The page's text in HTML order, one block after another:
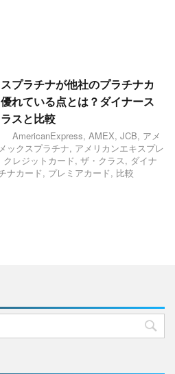
プラチナが他社のプラチナカ
れている点とは？ダイナース
スと比較
AmericanExpress, AMEX, JCB, アメ
ックスプラチナ, アメリカンエキスプレ
クレジットカード, ザ・クラス, ダイナ
ナカード, プレミアカード, 比較